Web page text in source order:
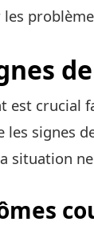
est crucial
les signes
situation ne